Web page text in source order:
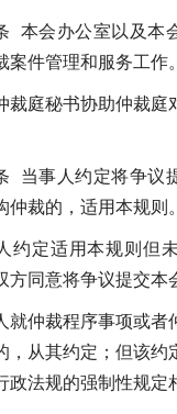
本会办公室以及本
案件管理和服务工作。
裁庭秘书协助仲裁庭
当事人约定将争议
仲裁的，适用本规则。
约定适用本规则但
方同意将争议提交本
就仲裁程序事项或者
，从其约定；但该约
政法规的强制性规定